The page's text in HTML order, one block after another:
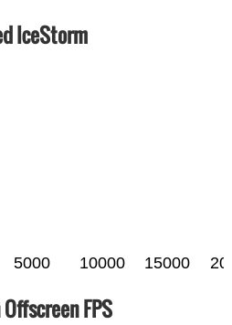
IceStorm
5000 10000 15000
FPS